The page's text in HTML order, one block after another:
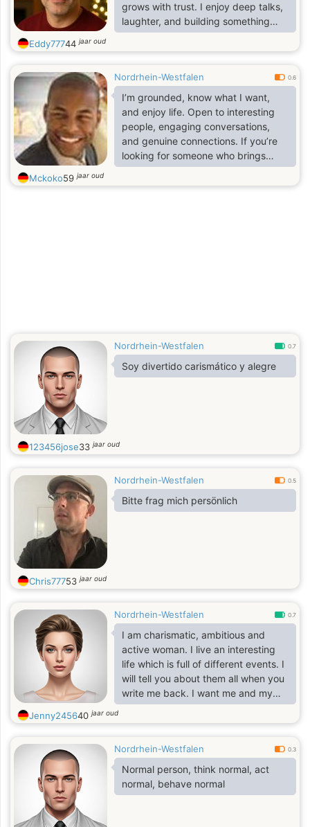
grows with trust. I enjoy deep talks,
laughter, and building something
genuine together. Looking for a
woman who values warmth and
Eddy77744jaar oud
Nordrhein-Westfalen 0.6
I’m grounded, know what I want,
and enjoy life. Open to interesting
people, engaging conversations,
and genuine connections. If you’re
looking for someone who brings
humor, energy, and heart
Mckoko59jaar oud
Nordrhein-Westfalen 0.7
Soy divertido carismático y alegre
123456jose33jaar oud
Nordrhein-Westfalen 0.5
Bitte frag mich persönlich
Chris77753jaar oud
Nordrhein-Westfalen 0.7
I am charismatic, ambitious and
active woman. I live an interesting
life which is full of different events. I
will tell you about them all when you
write me back. I want me and my
husband to share our interests. I am
already experienced and
understanding of what I want. I am
communicative and always ready to
help my friends. I will forgive many
things if the person never repeats
Jenny245640jaar oud
Nordrhein-Westfalen 0.3
Normal person, think normal, act
normal, behave normal